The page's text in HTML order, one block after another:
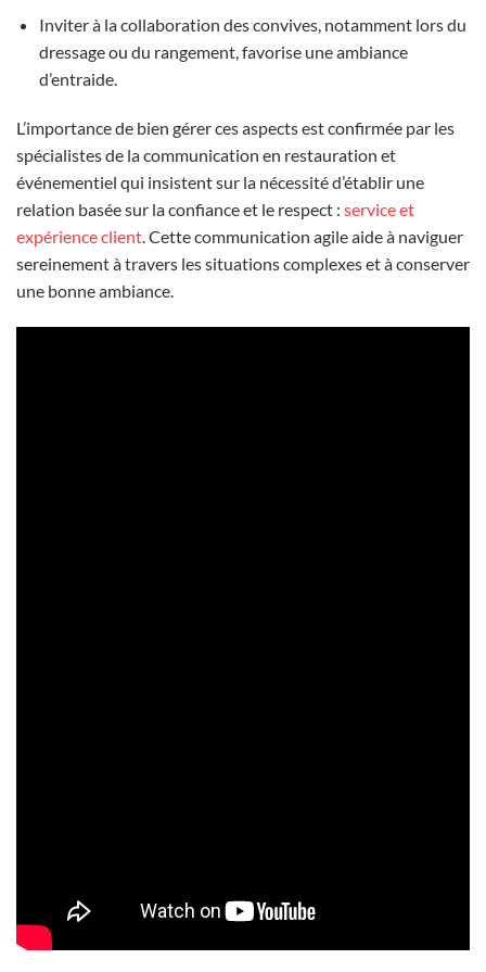
Inviter à la collaboration des convives, notamment lors du
dressage ou du rangement, favorise une ambiance
d’entraide.
L’importance de bien gérer ces aspects est confirmée par les
spécialistes de la communication en restauration et
événementiel qui insistent sur la nécessité d’établir une
relation basée sur la confiance et le respect : service et
expérience client. Cette communication agile aide à naviguer
sereinement à travers les situations complexes et à conserver
une bonne ambiance.